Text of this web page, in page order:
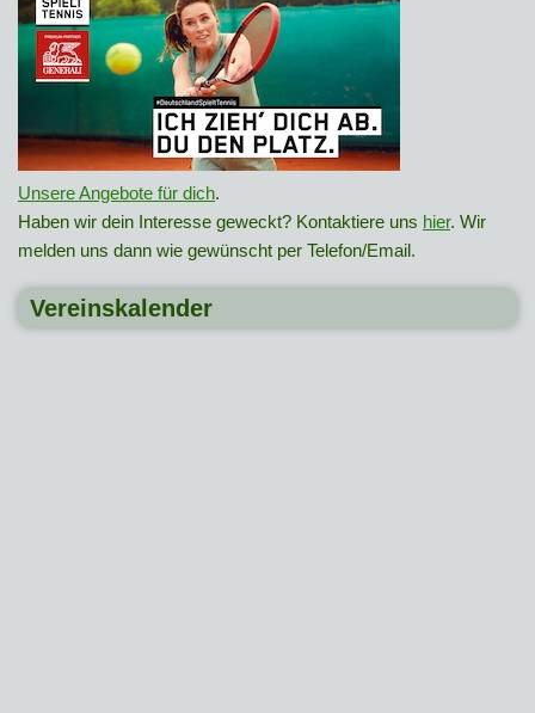
Unsere Angebote für dich.
Haben wir dein Interesse geweckt? Kontaktiere uns hier. Wir
melden uns dann wie gewünscht per Telefon/Email.
Vereinskalender